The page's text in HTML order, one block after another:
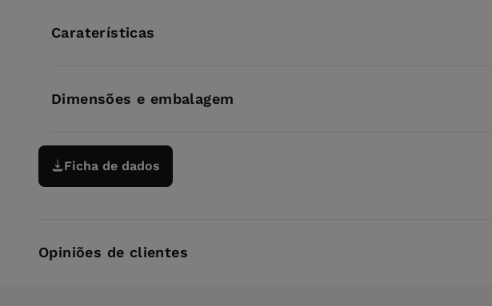
Caraterísticas
Dimensões e embalagem
Ficha de dados
Opiniões de clientes